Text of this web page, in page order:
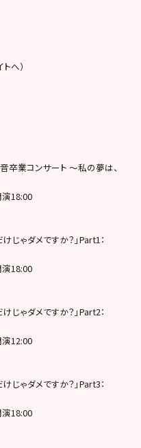
へ）
卒業コンサート 〜私の夢は、
演18:00
じゃダメですか？」Part1：
演18:00
じゃダメですか？」Part2：
演12:00
じゃダメですか？」Part3：
演18:00